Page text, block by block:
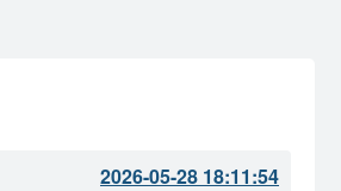
2026-05-28 18:11:54